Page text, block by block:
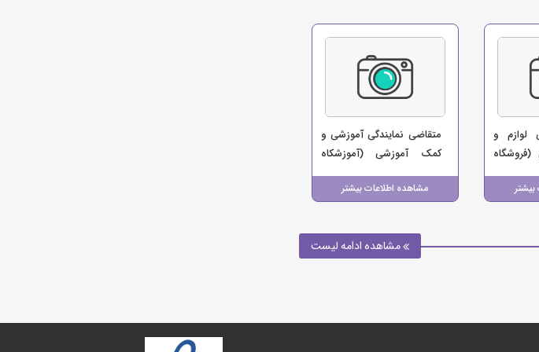
لوازم و
مشاهده اطلاعات بیشتر
متقاضی نمایندگی آموزشی و
کمک آموزشی (آموزشکاه
علمی آزاد هامون)
مشاهده ادامه لیست